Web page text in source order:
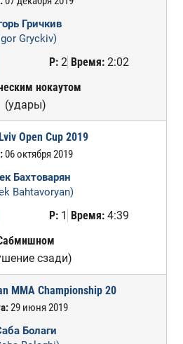
Гричкив
Gryckiv)
Р:2 Время:2:02
нокаутом
(удары)
Open Cup 2019
06 октября 2019
Бахтоварян
Bahtavoryan)
Р:1 Время:4:39
сзади)
MMA Championship 20
29 июня 2019
Болаги